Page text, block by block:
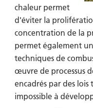
chaleur permet
d'éviter la
concentration de la
permet également
techniques de
œuvre de processus
encadrés par des lois
impossible à